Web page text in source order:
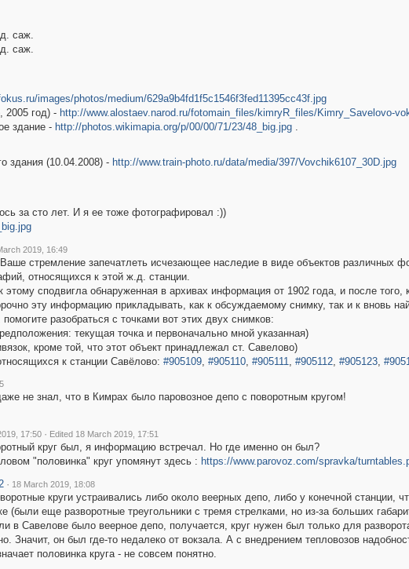
саж.
саж.
images/photos/medium/629a9b4fd1f5c1546f3fed11395cc43f.jpg
2005 год) - http://www.alostaev.narod.ru/fotomain_files/kimryR_files/Kimry_Savelovo-
здание - http://photos.wikimapia.org/p/00/00/71/23/48_big.jpg.
здания (10.04.2008) - http://www.train-photo.ru/data/media/397/Vovchik6107_30D.jpg
за сто лет. И я ее тоже фотографировал :))
2019, 16:49
стремление запечатлеть исчезающее наследие в виде объектов различных
относящихся к этой ж.д. станции.
этому сподвигла обнаруженная в архивах информация от 1902 года, и после
эту информацию прикладывать, как к обсуждаемому снимку, так и к вновь
разобраться с точками вот этих двух снимков:
текущая точка и первоначально мной указанная)
кроме той, что этот объект принадлежал ст. Савелово)
к станции Савёлово: #905109, #905110, #905111, #905112, #905123,
не знал, что в Кимрах было паровозное депо с поворотным кругом!
17:50 · Edited 18 March 2019, 17:51
круг был, я информацию встречал. Но где именно он был?
"половинка" круг упомянут здесь : https://www.parovoz.com/spravka/
· 18 March 2019, 18:08
круги устраивались либо около веерных депо, либо у конечной станции,
(были еще разворотные треугольники с тремя стрелками, но из-за больших
в Савелове было веерное депо, получается, круг нужен был только для
Значит, он был где-то недалеко от вокзала. А с внедрением тепловозов
половинка круга - не совсем понятно.